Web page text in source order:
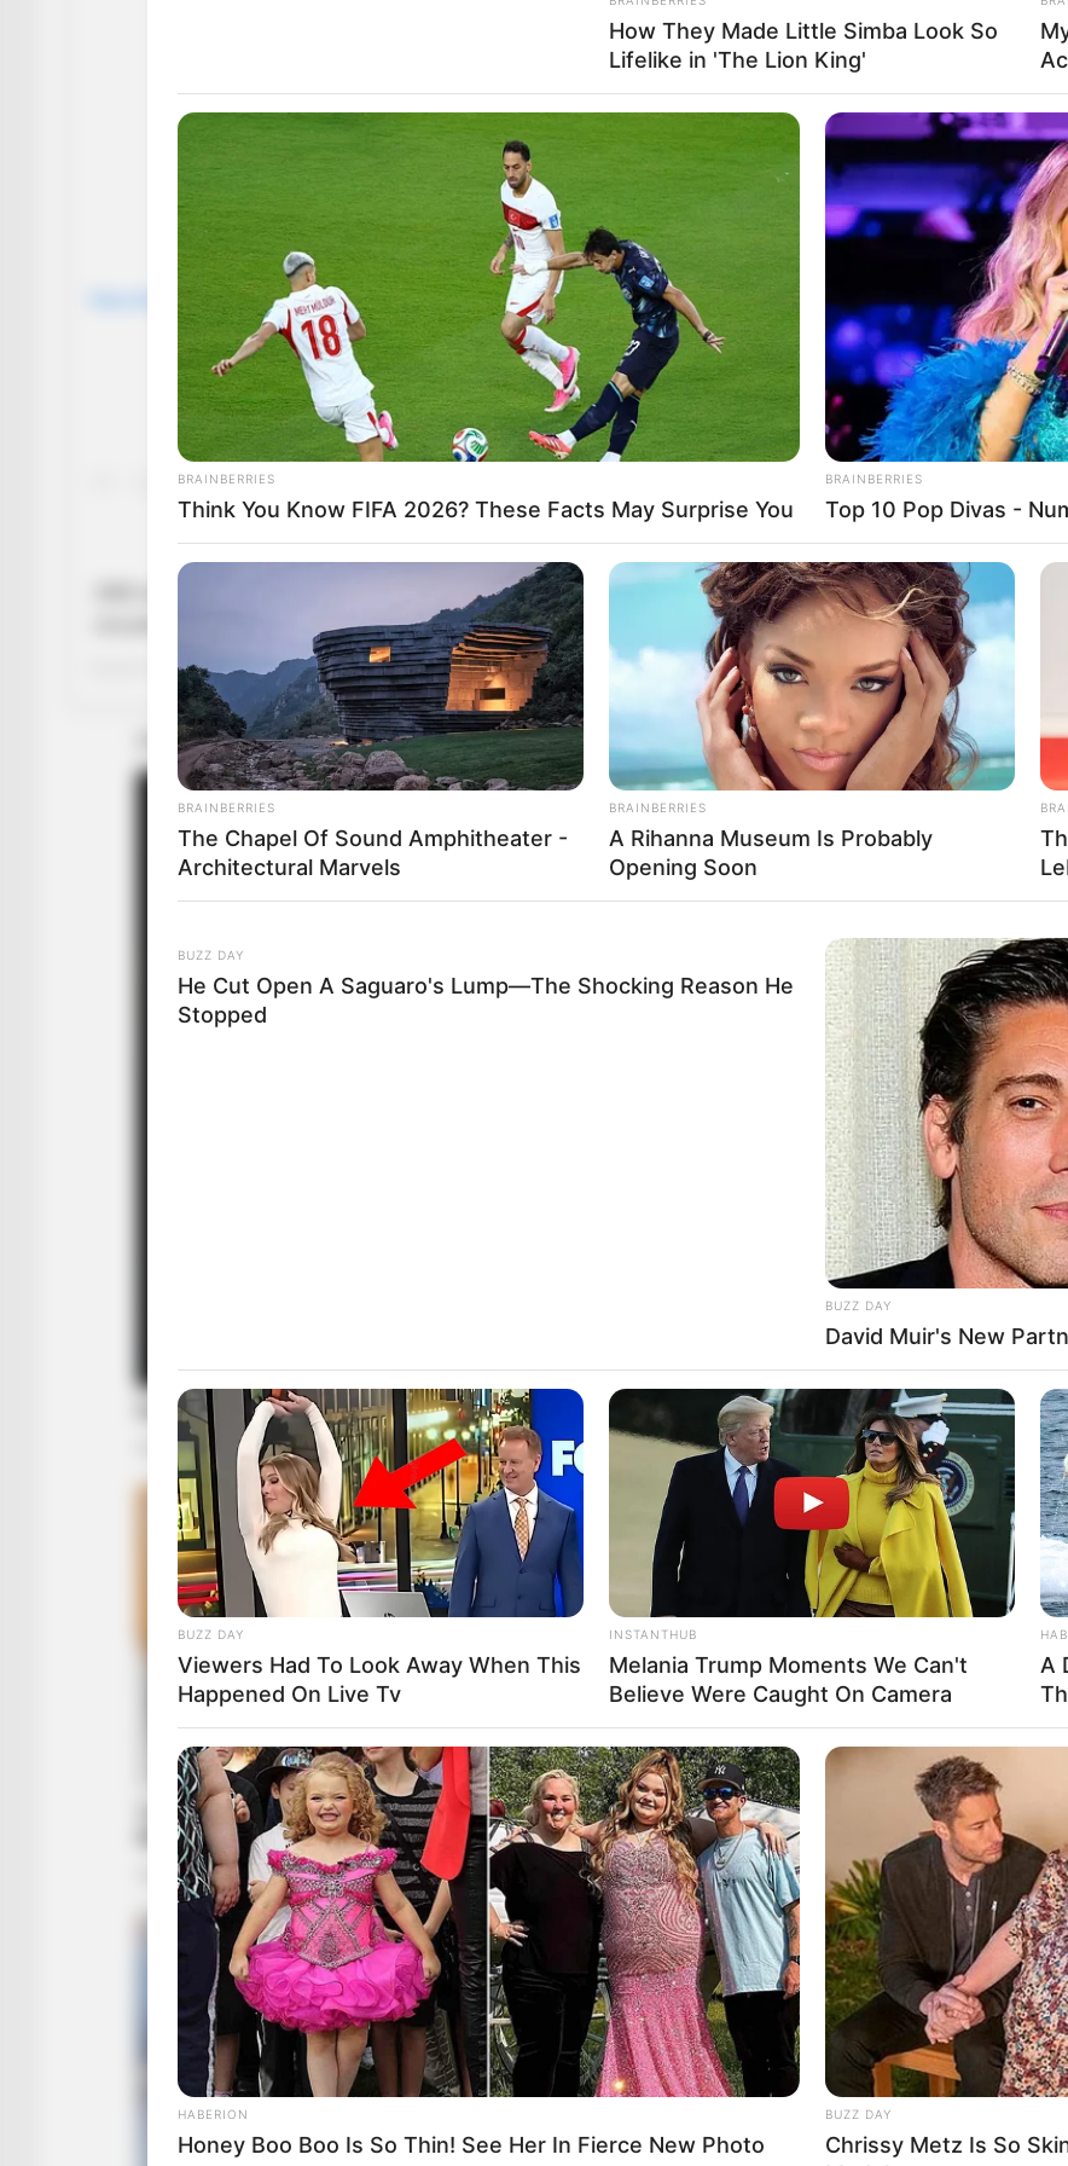
View this post on Instagram
1000 modi per morire: fare jogging vestiti così fuori dal Monumental prima di
una partita del River. #riverplate #bocajuniors #tifosi #superclasico #brawl
A post shared byChiamarsi Bomber(@chiamarsibomber) on Feb 12, 2019 at 4:10am PST
How They Made Little Simba Look So
Lifelike in 'The Lion King'
BRAINBERRIES
Think You Know FIFA 2026? These Facts May Surprise You
BRAINBERRIES
Top 10 Pop Divas -
BRAINBERRIES
The Chapel Of Sound Amphitheater -
Architectural Marvels
BRAINBERRIES
A Rihanna Museum Is Probably
Opening Soon
BUZZ DAY
He Cut Open A Saguaro's Lump—The Shocking Reason He
Stopped
BUZZ DAY
David Muir's New
BUZZ DAY
Viewers Had To Look Away When This
Happened On Live Tv
INSTANTHUB
Melania Trump Moments We Can't
Believe Were Caught On Camera
A
HABERION
Honey Boo Boo Is So Thin! See Her In Fierce New Photo
BUZZ DAY
Chrissy Metz Is So